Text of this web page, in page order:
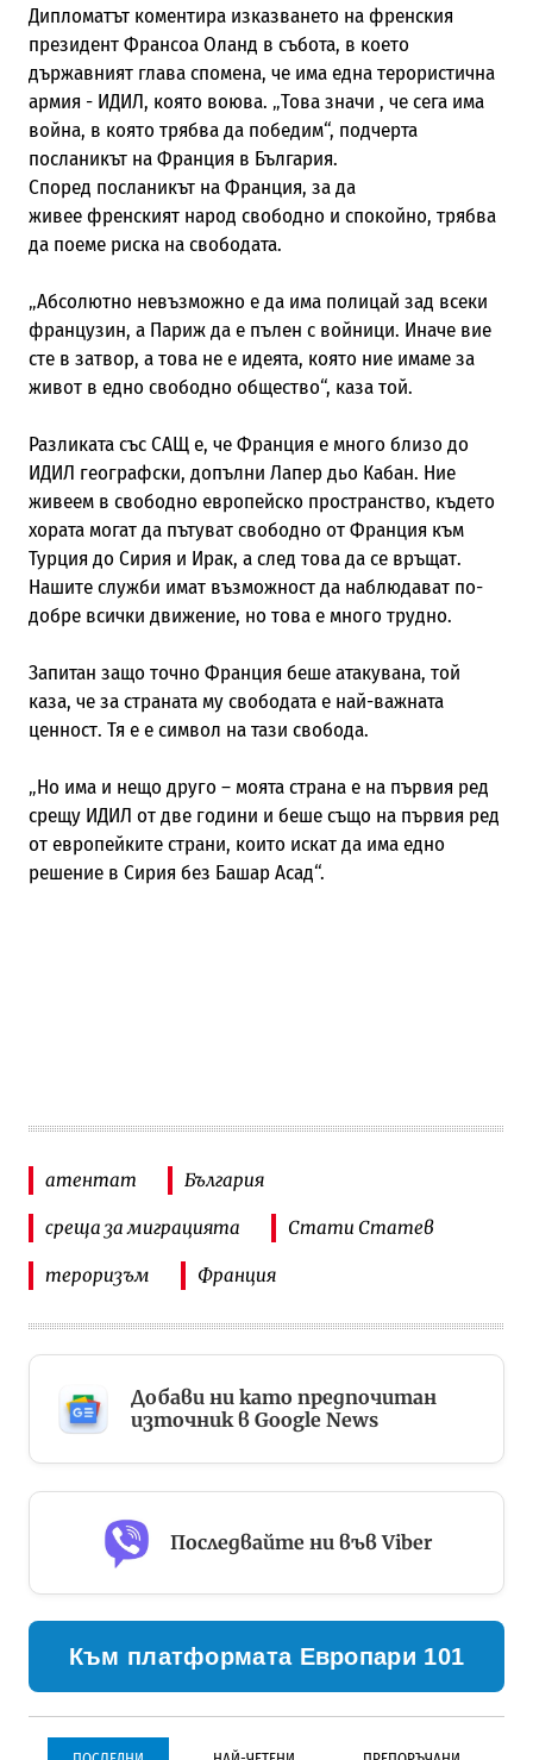
Дипломатът коментира изказването на френския
президент Франсоа Оланд в събота, в което
държавният главаспомена, че има една терористична
армия - ИДИЛ, която воюва. „Това значи , че сега има
война, в която трябва да победим“, подчерта
посланикът на Франция в България.
Според посланикът на Франция, за да
живеефренският народ свободно и спокойно, трябва
да поеме риска на свободата.
„Абсолютно невъзможно е да има полицай зад всеки
французин, а Париж да е пълен с войници. Иначе вие
сте в затвор, а това не е идеята, която ние имаме за
живот в едно свободно общество“, каза той.
Разликата със САЩ е, че Франция е много близо до
ИДИЛ географски, допълни Лапер дьо Кабан. Ние
живеем в свободно европейско пространство, където
хората могат да пътуват свободно от Франция към
Турция до Сирия и Ирак, а след това да се връщат.
Нашите служби имат възможност да наблюдават по-
добре всички движение, но това е много трудно.
Запитан защо точно Франция беше атакувана, той
каза, че за страната му свободата е най-важната
ценност. Тя е е символ на тази свобода.
„Но има и нещо друго – моята страна е на първия ред
срещу ИДИЛ от две години и беше също на първия ред
от европейките страни, които искат да има едно
решение в Сирия без Башар Асад“.
атентат България
среща за миграцията Стати Статев
тероризъм Франция
Добави ни като предпочитан
източник в Google News
Последвайте ни във Viber
Към платформата Европари 101